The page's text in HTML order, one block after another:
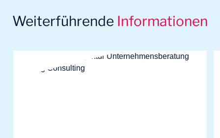
Weiterführende Informationen